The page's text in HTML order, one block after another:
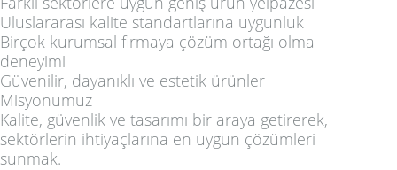
Uluslararası kalite standartlarına uygunluk
Birçok kurumsal firmaya çözüm ortağı olma
deneyimi
Güvenilir, dayanıklı ve estetik ürünler
Misyonumuz
Kalite, güvenlik ve tasarımı bir araya getirerek,
sektörlerin ihtiyaçlarına en uygun çözümleri
sunmak.